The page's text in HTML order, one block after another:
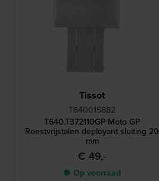
Tissot
T640015882
T640.T372110GP Moto GP
Roestvrijstalen deployant sluiting 20
mm
€ 49,-
● Op voorraad